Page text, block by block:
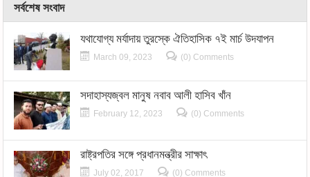
সর্বশেষ সংবাদ
যথাযোগ্য মর্যাদায় তুরস্কে ঐতিহাসিক ৭ই মার্চ উদযাপন
March 09, 2023 (0) Comments
সদাহাস্যজ্বল মানুষ নবাব আলী হাসিব খাঁন
February 12, 2023 (0) Comments
রাষ্ট্রপতির সঙ্গে প্রধানমন্ত্রীর সাক্ষাৎ
July 02, 2017 (0) Comments